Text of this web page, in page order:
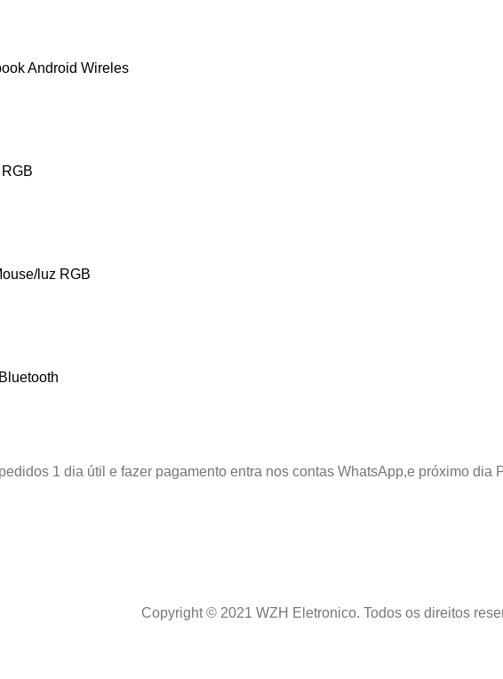
Android Wireles
luz RGB
1 dia útil e fazer pagamento entra nos contas WhatsApp,e próximo dia
Copyright © 2021 WZH Eletronico. Todos os direitos